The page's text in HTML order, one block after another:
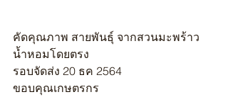
คัดคุณภาพ สายพันธุ์ จากสวนมะพร้าว
น้ำหอมโดยตรง
รอบจัดส่ง 20 ธค 2564
ขอบคุณเกษตรกร